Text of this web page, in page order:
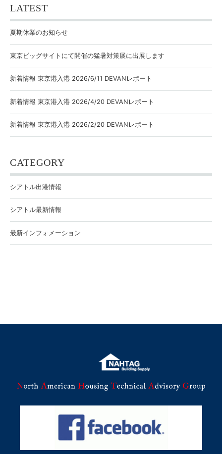
LATEST
夏期休業のお知らせ
東京ビッグサイトにて開催の猛暑対策展に出展します
新着情報 東京港入港 2026/6/11 DEVANレポート
新着情報 東京港入港 2026/4/20 DEVANレポート
新着情報 東京港入港 2026/2/20 DEVANレポート
CATEGORY
シアトル出港情報
シアトル最新情報
最新インフォメーション